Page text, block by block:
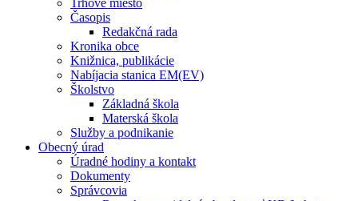
Trhové miesto
Časopis
Redakčná rada
Kronika obce
Knižnica, publikácie
Nabíjacia stanica EM(EV)
Školstvo
Základná škola
Materská škola
Služby a podnikanie
Obecný úrad
Úradné hodiny a kontakt
Dokumenty
Správcovia